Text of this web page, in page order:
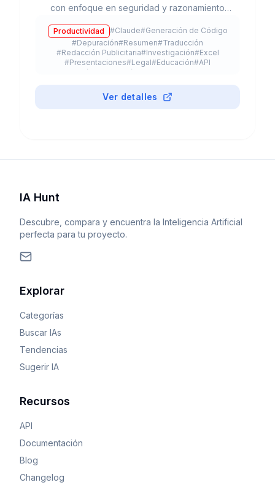
con enfoque en seguridad y razonamiento
flujos de trabajo agénticos con modelos Opus,
Sonnet y Haiku.
Productividad #Claude#Generación de Código
#Depuración#Resumen#Traducción
#Redacción Publicitaria#Investigación#Excel
#Presentaciones#Legal#Educación#API
App Móvil Extensión de Navegador
Ver detalles
IA Hunt
Descubre, compara y encuentra la Inteligencia Artificial
perfecta para tu proyecto.
Explorar
Categorías
Buscar IAs
Tendencias
Sugerir IA
Recursos
API
Documentación
Blog
Changelog